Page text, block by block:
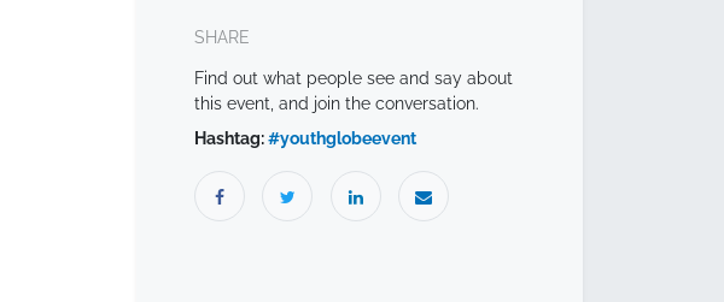
SHARE
Find out what people see and say about
this event, and join the conversation.
Hashtag:#youthglobeevent